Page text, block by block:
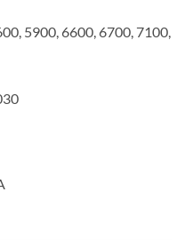
5900, 6600, 6700, 7100,